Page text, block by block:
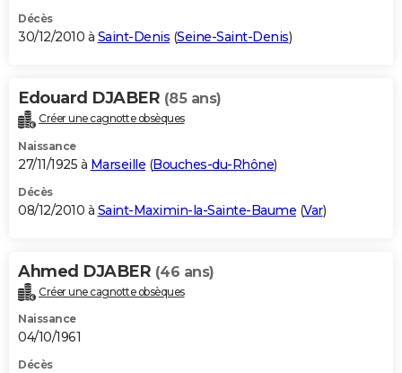
Décès
30/12/2010 à Saint-Denis (Seine-Saint-Denis)
Edouard DJABER (85 ans)
Créer une cagnotte obsèques
Naissance
27/11/1925 à Marseille (Bouches-du-Rhône)
Décès
08/12/2010 à Saint-Maximin-la-Sainte-Baume (Var)
Ahmed DJABER (46 ans)
Créer une cagnotte obsèques
Naissance
04/10/1961
Décès